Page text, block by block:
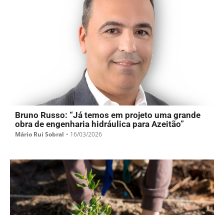
Bruno Russo: “Já temos em projeto uma grande
obra de engenharia hidráulica para Azeitão”
Mário Rui Sobral • 16/03/2026